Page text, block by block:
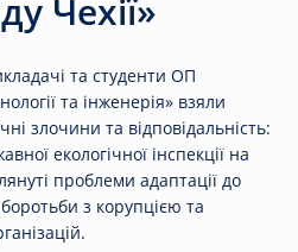
Чехії»
та студенти ОП
та інженерія» взяли
злочини та відповідальність:
екологічної інспекції на
проблеми адаптації до
з корупцією та